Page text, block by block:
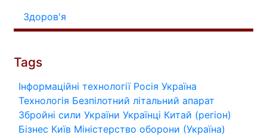
Здоров'я
Tags
Інформаційні технології Росія Україна
Технологія Безпілотний літальний апарат
Збройні сили України Українці Китай (регіон)
Бізнес Київ Міністерство оборони (Україна)